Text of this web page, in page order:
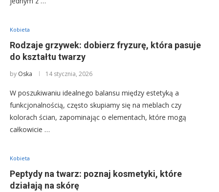
Kobieta
Rodzaje grzywek: dobierz fryzurę, która pasuje
do kształtu twarzy
by Oska 14 stycznia, 2026
W poszukiwaniu idealnego balansu między estetyką a
funkcjonalnością, często skupiamy się na meblach czy
kolorach ścian, zapominając o elementach, które mogą
całkowicie …
Kobieta
Peptydy na twarz: poznaj kosmetyki, które
działają na skórę